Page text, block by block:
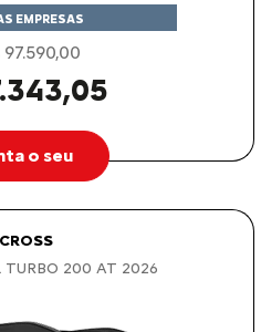
EMPRESAS
97.590,00
o seu
TURBO 200 AT 2026